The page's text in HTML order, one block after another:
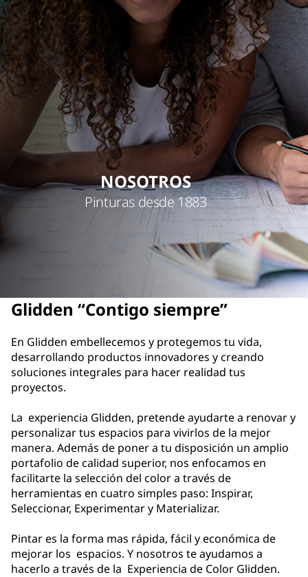
NOSOTROS
Pinturas desde 1883
Glidden “Contigo siempre”
En Glidden embellecemos y protegemos tu vida,
desarrollando productos innovadores y creando
soluciones integrales para hacer realidad tus
proyectos.
La experiencia Glidden, pretende ayudarte a renovar y
personalizar tus espacios para vivirlos de la mejor
manera. Además de poner a tu disposición un amplio
portafolio de calidad superior, nos enfocamos en
facilitarte la selección del color a través de
herramientas en cuatro simples paso: Inspirar,
Seleccionar, Experimentar y Materializar.
Pintar es la forma mas rápida, fácil y económica de
mejorar los espacios. Y nosotros te ayudamos a
hacerlo a través de la Experiencia de Color Glidden.